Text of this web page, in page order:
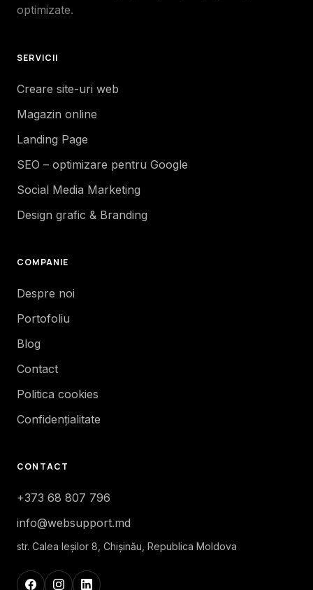
optimizate.
SERVICII
Creare site-uri web
Magazin online
Landing Page
SEO – optimizare pentru Google
Social Media Marketing
Design grafic & Branding
COMPANIE
Despre noi
Portofoliu
Blog
Contact
Politica cookies
Confidențialitate
CONTACT
+373 68 807 796
info@websupport.md
str. Calea Ieşilor 8, Chișinău, Republica Moldova